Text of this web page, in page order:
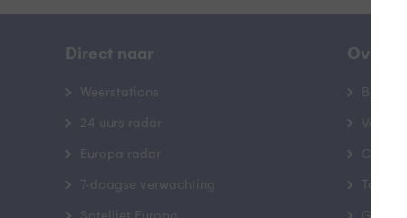
Direct naar
Weerstations
24 uurs radar
Europa radar
7-daagse verwachting
Over
Contact